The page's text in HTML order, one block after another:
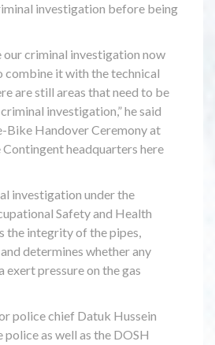
investigation before being
our criminal investigation now
combine it with the technical
are still areas that need to be
investigation,” he said
Bike Handover Ceremony at
headquarters here
investigation under the
Safety and Health
the integrity of the pipes,
determines whether any
exert pressure on the gas
police chief Datuk Hussein
police as well as the DOSH